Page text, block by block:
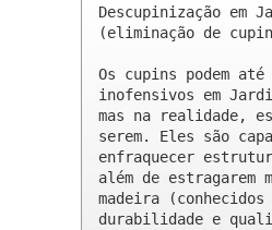
Descupinização em
(eliminação de
Os cupins podem
inofensivos em
mas na realidade,
serem. Eles são
enfraquecer
além de estragarem
madeira
durabilidade e